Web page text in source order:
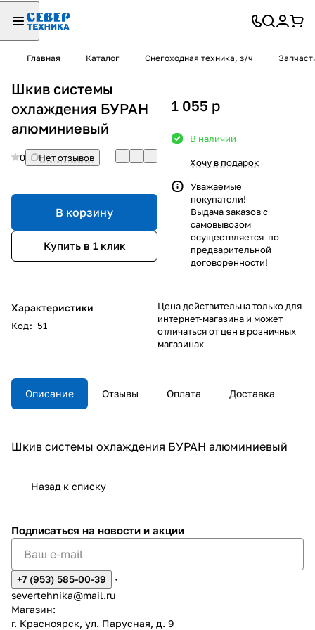
Главная Каталог Снегоходная техника, з/ч
Шкив системы
охлаждения БУРАН
алюминиевый
0 Нет отзывов
В корзину
Купить в 1 клик
Характеристики
Код: 51
1 055 p
В наличии
Хочу в подарок
Уважаемые
покупатели!
Выдача заказов с
самовывозом
осуществляется по
предварительной
договоренности!
Цена действительна только для
интернет-магазина и может
отличаться от цен в розничных
магазинах
Описание Отзывы Оплата Доставка
Шкив системы охлаждения БУРАН алюминиевый
Назад к списку
Подписаться на новости и акции
+7 (953) 585-00-39
severtehnika@mail.ru
Магазин:
г. Красноярск, ул. Парусная, д. 9